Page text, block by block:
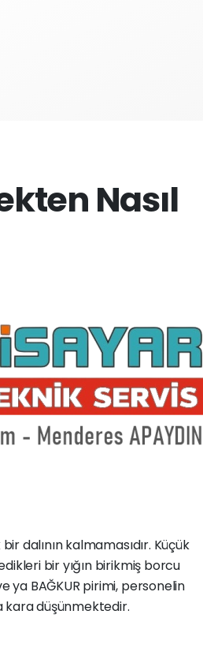
Nasıl
dalının kalmamasıdır. Küçük
bir yığın birikmiş borcu
ya BAĞKUR pirimi, personelin
kara düşünmektedir.